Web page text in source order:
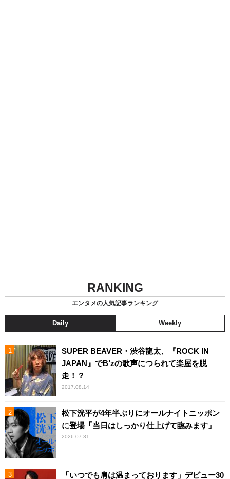
RANKING
エンタメの人気記事ランキング
Daily Weekly
SUPER BEAVER・渋谷龍太、『ROCK IN
JAPAN』でB’zの歌声につられて楽屋を脱
走！？
2017.08.14
松下洸平が4年半ぶりにオールナイトニッポン
に登場「当日はしっかり仕上げて臨みます」
2026.07.31
「いつでも肩は温まっております」デビュー30